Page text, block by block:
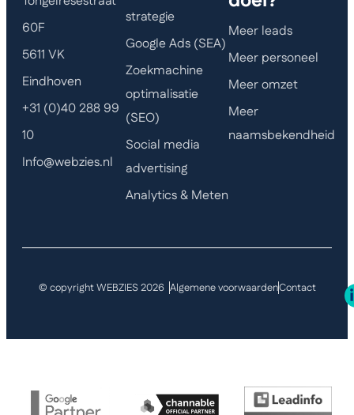
60F
5611 VK
Eindhoven
+31 (0)40 288 99
10
Info@webzies.nl
strategie
Google Ads (SEA)
Zoekmachine
optimalisatie
(SEO)
Social media
advertising
Analytics & Meten
Meer leads
Meer personeel
Meer omzet
Meer
naamsbekendheid
© copyright WEBZIES 2026 Algemene voorwaardenContact